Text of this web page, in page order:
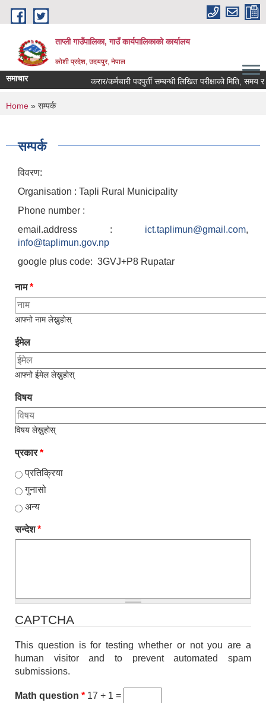
Skip to main content
ताप्ली गाउँपालिका, गाउँ कार्यपालिकाको कार्यालय
कोशी प्रदेश, उदयपुर, नेपाल
समाचार करार/कर्मचारी पदपुर्ती सम्बन्धी लिखित परीक्षाको मिति, समय र
You are here
Home » सम्पर्क
सम्पर्क
विवरण:
Organisation : Tapli Rural Municipality
Phone number :
email.address : ict.taplimun@gmail.com,
info@taplimun.gov.np
google plus code: 3GVJ+P8 Rupatar
नाम*
आफ्नो नाम लेख्नुहोस्
ईमेल
आफ्नो ईमेल लेख्नुहोस्
विषय
विषय लेख्नुहोस्
प्रकार*
प्रतिक्रिया
गुनासो
अन्य
सन्देश*
CAPTCHA
This question is for testing whether or not you are a
human visitor and to prevent automated spam
submissions.
Math question * 17 + 1 =